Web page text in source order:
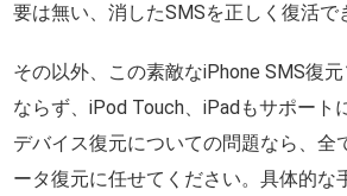
要は無い、消したSMSを正しく復活で
その以外、この素敵なiPhone SMS復
ならず、iPod Touch、iPadもサポート
デバイス復元についての問題なら、全
ータ復元に任せてください。具体的な